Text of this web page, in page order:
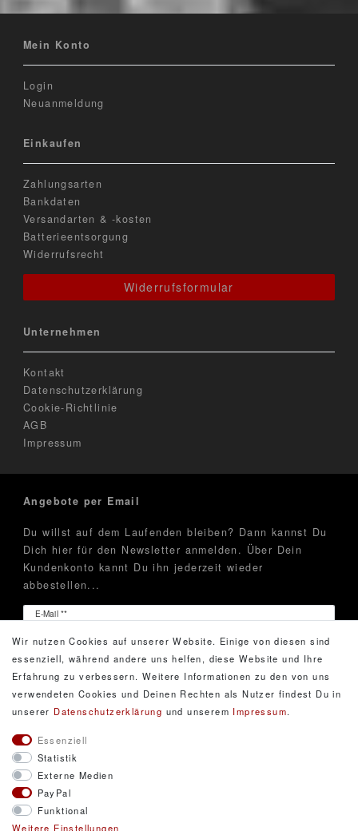
Mein Konto
Login
Neuanmeldung
Einkaufen
Zahlungsarten
Bankdaten
Versandarten & -kosten
Batterieentsorgung
Widerrufsrecht
Widerrufsformular
Unternehmen
Kontakt
Datenschutzerklärung
Cookie-Richtlinie
AGB
Impressum
Angebote per Email
Du willst auf dem Laufenden bleiben? Dann kannst Du
Dich hier für den Newsletter anmelden. Über Dein
Kundenkonto kannt Du ihn jederzeit wieder
abbestellen...
E-Mail **
Newsletter
Hiermit bestätige ich, dass ich die
Daten­schutz­erklärung
gelesen habe. Meine Einwilligung kann ich jederzeit
widerrufen.**
Wir nutzen Cookies auf unserer Website. Einige von diesen sind
essenziell, während andere uns helfen, diese Website und Ihre
Erfahrung zu verbessern. Weitere Informationen zu den von uns
verwendeten Cookies und Deinen Rechten als Nutzer findest Du in
unserer Daten­schutz­erklärung und unserem Impressum.
Essenziell
Statistik
Externe Medien
PayPal
Funktional
Weitere Einstellungen